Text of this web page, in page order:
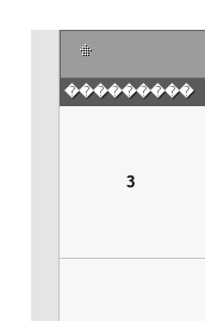
���������
3